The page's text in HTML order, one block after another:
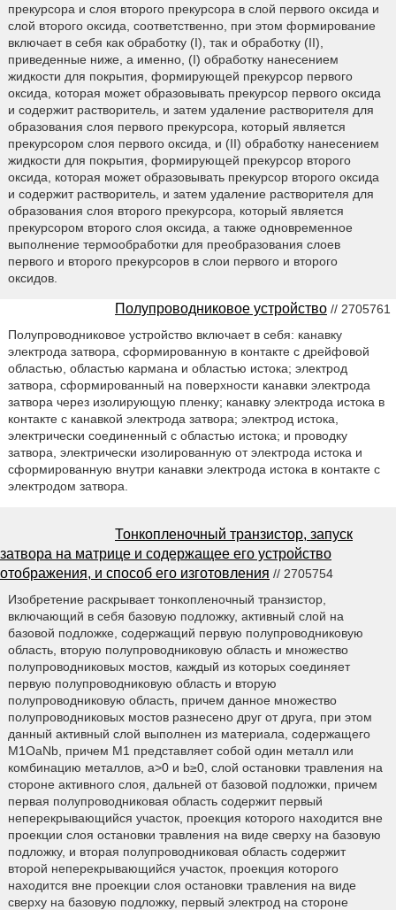
прекурсора и слоя второго прекурсора в слой первого оксида и
слой второго оксида, соответственно, при этом формирование
включает в себя как обработку (I), так и обработку (II),
приведенные ниже, а именно, (I) обработку нанесением
жидкости для покрытия, формирующей прекурсор первого
оксида, которая может образовывать прекурсор первого оксида
и содержит растворитель, и затем удаление растворителя для
образования слоя первого прекурсора, который является
прекурсором слоя первого оксида, и (II) обработку нанесением
жидкости для покрытия, формирующей прекурсор второго
оксида, которая может образовывать прекурсор второго оксида
и содержит растворитель, и затем удаление растворителя для
образования слоя второго прекурсора, который является
прекурсором второго слоя оксида, а также одновременное
выполнение термообработки для преобразования слоев
первого и второго прекурсоров в слои первого и второго
оксидов.
Полупроводниковое устройство // 2705761
Полупроводниковое устройство включает в себя: канавку
электрода затвора, сформированную в контакте с дрейфовой
областью, областью кармана и областью истока; электрод
затвора, сформированный на поверхности канавки электрода
затвора через изолирующую пленку; канавку электрода истока в
контакте с канавкой электрода затвора; электрод истока,
электрически соединенный с областью истока; и проводку
затвора, электрически изолированную от электрода истока и
сформированную внутри канавки электрода истока в контакте с
электродом затвора.
Тонкопленочный транзистор, запуск
затвора на матрице и содержащее его устройство
отображения, и способ его изготовления // 2705754
Изобретение раскрывает тонкопленочный транзистор,
включающий в себя базовую подложку, активный слой на
базовой подложке, содержащий первую полупроводниковую
область, вторую полупроводниковую область и множество
полупроводниковых мостов, каждый из которых соединяет
первую полупроводниковую область и вторую
полупроводниковую область, причем данное множество
полупроводниковых мостов разнесено друг от друга, при этом
данный активный слой выполнен из материала, содержащего
М1ОаNb, причем М1 представляет собой один металл или
комбинацию металлов, а>0 и b≥0, слой остановки травления на
стороне активного слоя, дальней от базовой подложки, причем
первая полупроводниковая область содержит первый
неперекрывающийся участок, проекция которого находится вне
проекции слоя остановки травления на виде сверху на базовую
подложку, и вторая полупроводниковая область содержит
второй неперекрывающийся участок, проекция которого
находится вне проекции слоя остановки травления на виде
сверху на базовую подложку, первый электрод на стороне